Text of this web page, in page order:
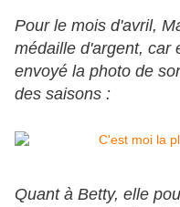
Pour le mois d'avril,
médaille d'argent, car
envoyé la photo de
des saisons :
Quant à Betty, elle